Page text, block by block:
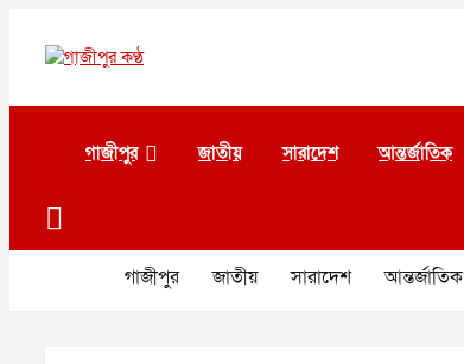
contentগাজীপুর কণ্ঠ
গাজীপুর জাতীয় সারাদেশ আন্তর্জাতিক
গাজীপুর জাতীয় সারাদেশ আন্তর্জাতিক